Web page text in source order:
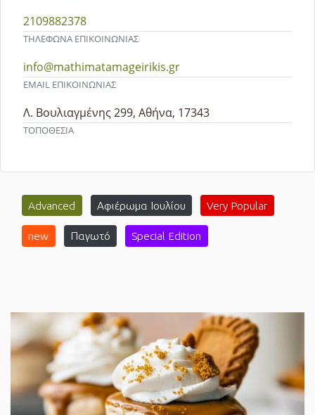
ΤΗΛΕΦΩΝΑ ΕΠΙΚΟΙΝΩΝΙΑΣ
2109882378
EMAIL ΕΠΙΚΟΙΝΩΝΙΑΣ
info@mathimatamageirikis.gr
ΤΟΠΟΘΕΣΙΑ
Λ. Βουλιαγμένης 299, Αθήνα, 17343
Advanced Αφιέρωμα Ιουλίου Very Popular
new Παγωτό Special Edition